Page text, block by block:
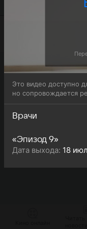
Это видео доступно
но сопровождается
Врачи
«Эпизод 9»
Дата выхода: 18